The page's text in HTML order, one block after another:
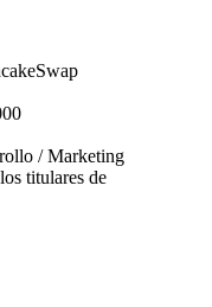
/ Marketing
titulares de